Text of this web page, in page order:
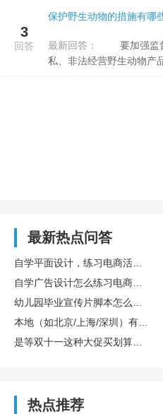
3
回答
保护野生动物的措施有哪
最新回答：
私、非法经营野生动物产
最新热点问答
热点推荐